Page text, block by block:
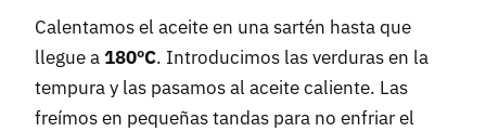
Calentamos el aceite en una sartén hasta que
llegue a180ºC. Introducimos las verduras en la
tempura y las pasamos al aceite caliente. Las
freímos en pequeñas tandas para no enfriar el